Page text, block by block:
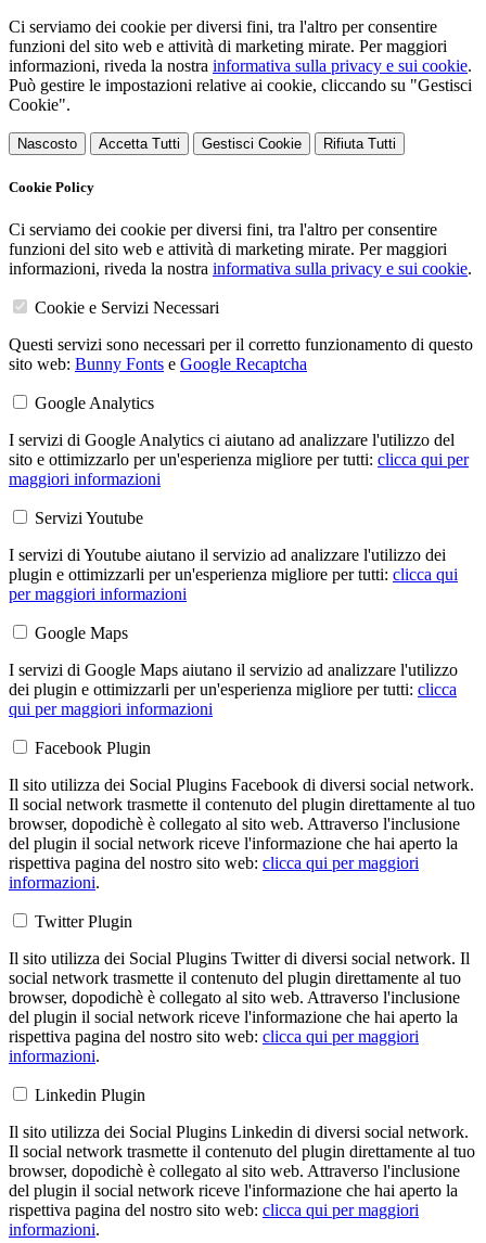
Ci serviamo dei cookie per diversi fini, tra l'altro per consentire
funzioni del sito web e attività di marketing mirate. Per maggiori
informazioni, riveda la nostra informativa sulla privacy e sui cookie.
Può gestire le impostazioni relative ai cookie, cliccando su "Gestisci
Cookie".
Nascosto Accetta Tutti Gestisci Cookie Rifiuta Tutti
Cookie Policy
Ci serviamo dei cookie per diversi fini, tra l'altro per consentire
funzioni del sito web e attività di marketing mirate. Per maggiori
informazioni, riveda la nostra informativa sulla privacy e sui cookie.
Cookie e Servizi Necessari
Questi servizi sono necessari per il corretto funzionamento di questo
sito web: Bunny Fonts e Google Recaptcha
Google Analytics
I servizi di Google Analytics ci aiutano ad analizzare l'utilizzo del
sito e ottimizzarlo per un'esperienza migliore per tutti: clicca qui per
maggiori informazioni
Servizi Youtube
I servizi di Youtube aiutano il servizio ad analizzare l'utilizzo dei
plugin e ottimizzarli per un'esperienza migliore per tutti: clicca qui
per maggiori informazioni
Google Maps
I servizi di Google Maps aiutano il servizio ad analizzare l'utilizzo
dei plugin e ottimizzarli per un'esperienza migliore per tutti: clicca
qui per maggiori informazioni
Facebook Plugin
Il sito utilizza dei Social Plugins Facebook di diversi social network.
Il social network trasmette il contenuto del plugin direttamente al tuo
browser, dopodichè è collegato al sito web. Attraverso l'inclusione
del plugin il social network riceve l'informazione che hai aperto la
rispettiva pagina del nostro sito web: clicca qui per maggiori
informazioni.
Twitter Plugin
Il sito utilizza dei Social Plugins Twitter di diversi social network. Il
social network trasmette il contenuto del plugin direttamente al tuo
browser, dopodichè è collegato al sito web. Attraverso l'inclusione
del plugin il social network riceve l'informazione che hai aperto la
rispettiva pagina del nostro sito web: clicca qui per maggiori
informazioni.
Linkedin Plugin
Il sito utilizza dei Social Plugins Linkedin di diversi social network.
Il social network trasmette il contenuto del plugin direttamente al tuo
browser, dopodichè è collegato al sito web. Attraverso l'inclusione
del plugin il social network riceve l'informazione che hai aperto la
rispettiva pagina del nostro sito web: clicca qui per maggiori
informazioni.